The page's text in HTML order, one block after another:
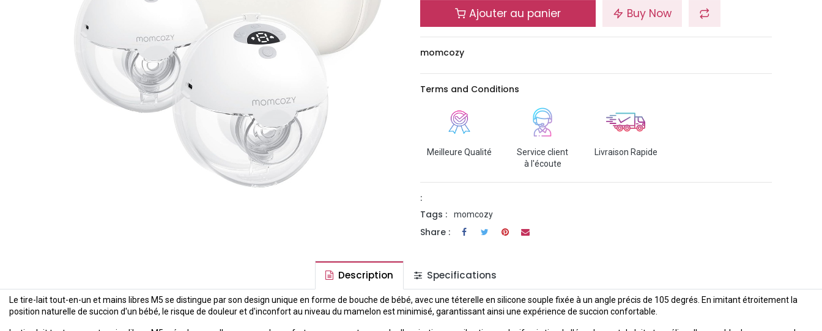
Ajouter au panier Buy Now
momcozy
Terms and Conditions
Meilleure Qualité
Service client
à l'écoute
Livraison Rapide
:
Tags :
momcozy
Share :
Description Specifications
Le tire-lait tout-en-un et mains libres M5 se distingue par son design unique en forme de bouche de bébé, avec une téterelle en silicone souple fixée à un angle précis de 105 degrés. En imitant étroitement la
position naturelle de succion d'un bébé, le risque de douleur et d'inconfort au niveau du mamelon est minimisé, garantissant ainsi une expérience de succion confortable.